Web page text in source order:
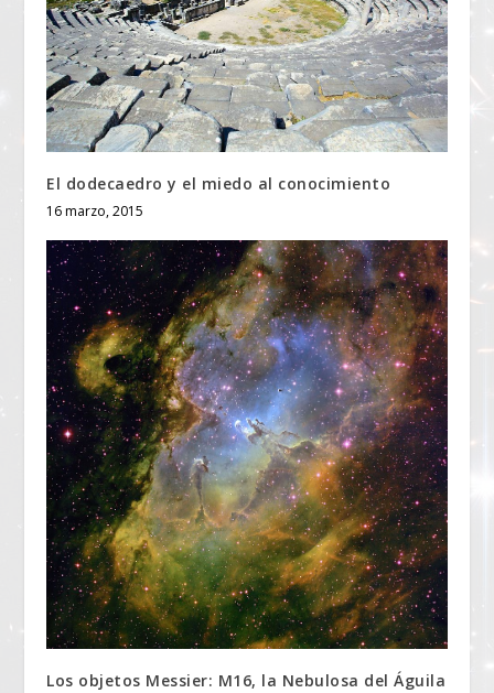
El dodecaedro y el miedo al conocimiento
16 marzo, 2015
Los objetos Messier: M16, la Nebulosa del Águila